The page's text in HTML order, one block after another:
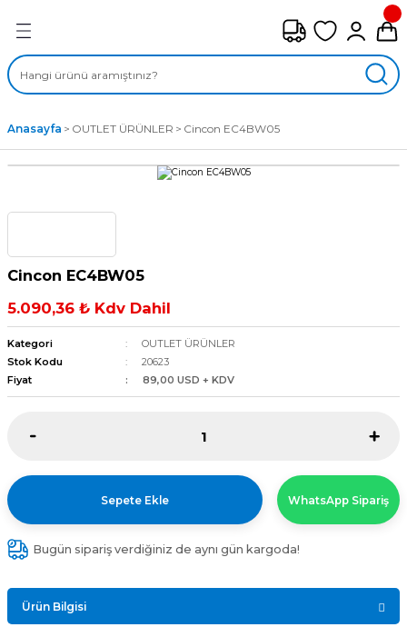
ÇEŞİTLERİ
FANLAR
FANLAR
Anasayfa OUTLET ÜRÜNLER Cincon EC4BW05
Cincon EC4BW05
5.090,36 ₺ Kdv Dahil
Kategori
OUTLET ÜRÜNLER
Stok Kodu
20623
Fiyat
89,00 USD + KDV
Sepete Ekle WhatsApp Sipariş
Bugün sipariş verdiğiniz de aynı gün kargoda!
Ürün Bilgisi